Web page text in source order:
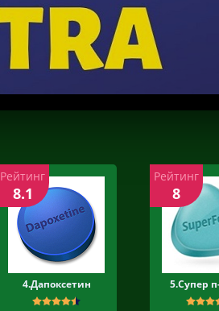
4.Дапоксетин
Рейтинг
8.1
5.Супер
Рейтинг
8